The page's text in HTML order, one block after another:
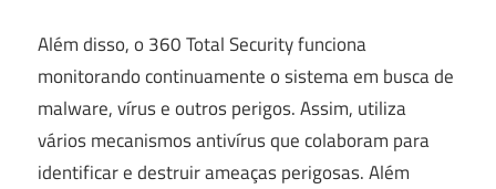
Além disso, o 360 Total Security funciona
monitorando continuamente o sistema em busca de
malware, vírus e outros perigos. Assim, utiliza
vários mecanismos antivírus que colaboram para
identificar e destruir ameaças perigosas. Além